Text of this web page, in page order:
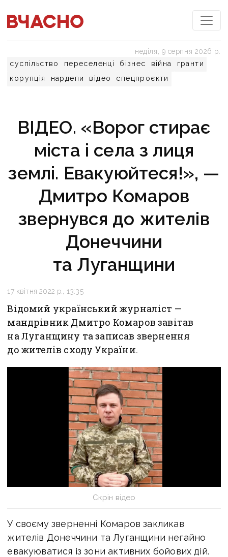
суспільство переселенці бізнес війна
гранти
корупція
нардепи відео спецпроєкти
неділя, 9 серпня 2026 р.
ВІДЕО. «Ворог стирає
міста і села з лиця
землі. Евакуюйтеся!», —
Дмитро Комаров
звернувся до жителів
Донеччини
та Луганщини
17 квітня 2022 р., 13:35
Відомий український журналіст —
мандрівник Дмитро Комаров завітав
на Луганщину та записав звернення
до жителів сходу України.
Скрін відео
У своєму зверненні Комаров закликав
жителів Донеччини та Луганщини негайно
евакуюватися із зони активних бойових дій.